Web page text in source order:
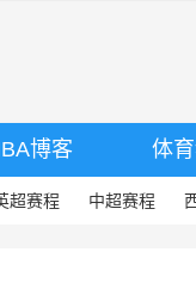
博客 体
超赛程 中超赛程